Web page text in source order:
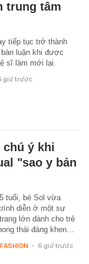
trung tâm
tiếp tục trở thành
luận khi được
sĩ làm mới lại.
giờ trước
chú ý khi
"sao y bản
tuổi, bé Sol vừa
diễn ở một sự
lớn dành cho trẻ
thái đáng khen…
- 6 giờ trước